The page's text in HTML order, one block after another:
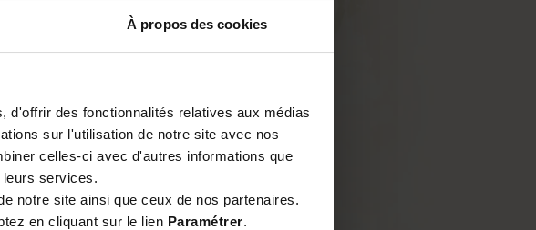
À propos des cookies
d'offrir des fonctionnalités relatives aux médias
sur l'utilisation de notre site avec nos
celles-ci avec d'autres informations que
services.
notre site ainsi que ceux de nos partenaires.
en cliquant sur le lien Paramétrer.